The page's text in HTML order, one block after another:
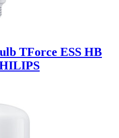
TForce ESS HB